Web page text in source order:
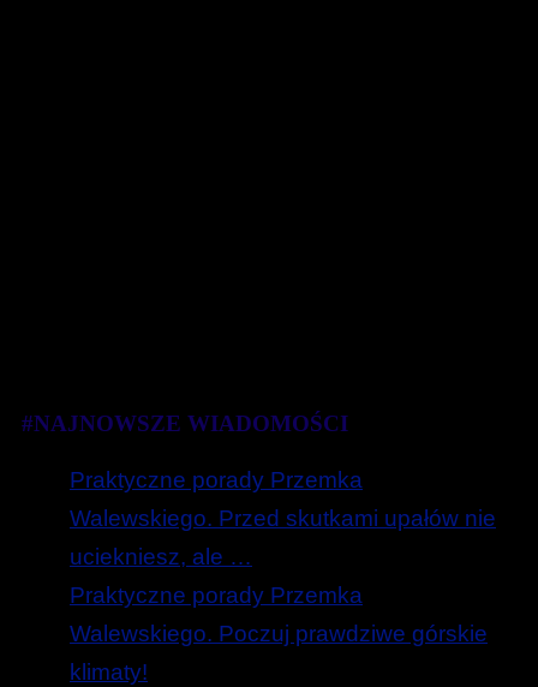
#NAJNOWSZE WIADOMOŚCI
Praktyczne porady Przemka
Walewskiego. Przed skutkami upałów nie
uciekniesz, ale …
Praktyczne porady Przemka
Walewskiego. Poczuj prawdziwe górskie
klimaty!